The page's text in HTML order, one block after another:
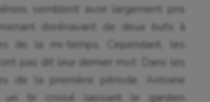
semblent avoir largement pris
menant dorénavant de deux buts à
de la mi-temps. Cependant, les
pas dit leur dernier mot. Dans les
de la première période, Antoine
un tir croisé laissant le gardien